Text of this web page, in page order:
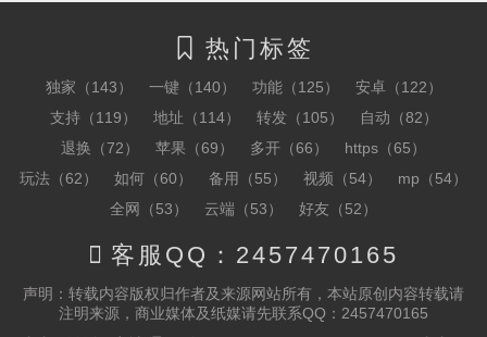
 热门标签
独家（143） 一键（140） 功能（125）
安卓（122）
支持（119）
地址（114） 转发（105）
自动（82）
退换（72）
苹果（69） 多开（66）
https（65）
玩法（62）
如何（60） 备用（55） 视频（54）
mp（54）
全网（53）
云端（53） 好友（52）
 客服QQ：2457470165
声明：转载内容版权归作者及来源网站所有，本站原创内容转载请
注明来源，商业媒体及纸媒请先联系QQ：2457470165